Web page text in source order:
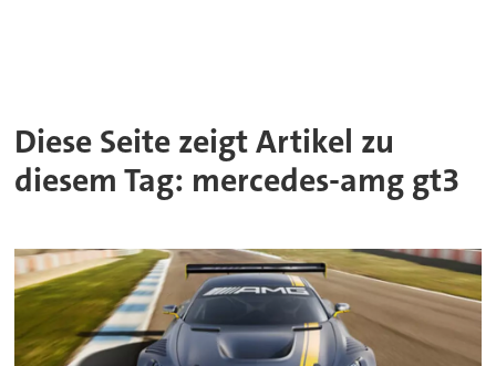
Diese Seite zeigt Artikel zu
diesem Tag: mercedes-amg gt3